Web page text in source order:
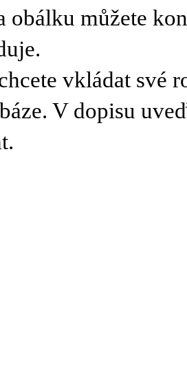
můžete
vkládat své
V dopisu